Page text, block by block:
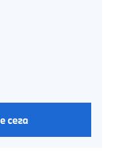
сега